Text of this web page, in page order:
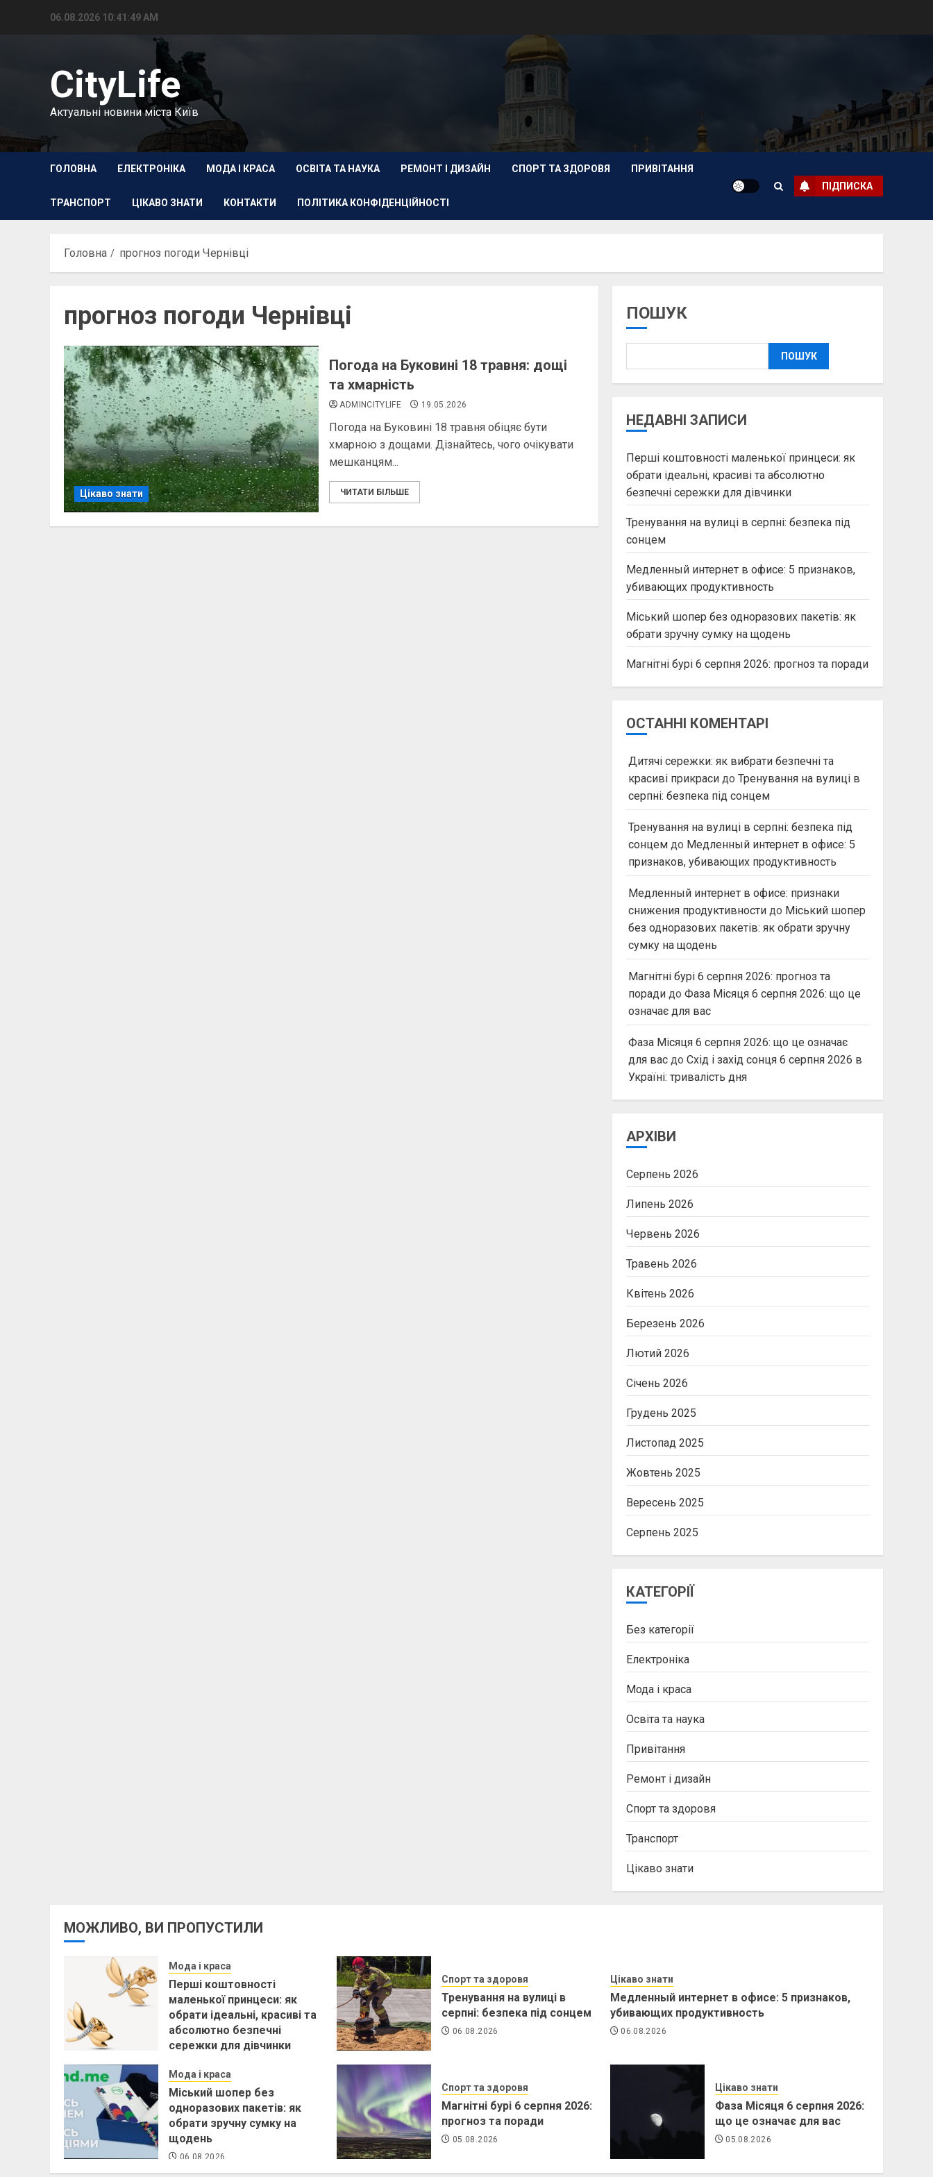
06.08.2026 10:41:50 AM
CityLife
Актуальні новини міста Київ
ГОЛОВНА ЕЛЕКТРОНІКА МОДА І КРАСА ОСВІТА ТА НАУКА РЕМОНТ І ДИЗАЙН СПОРТ ТА ЗДОРОВЯ ПРИВІТАННЯ
ТРАНСПОРТ ЦІКАВО ЗНАТИ КОНТАКТИ ПОЛІТИКА КОНФІДЕНЦІЙНОСТІ
ПІДПИСКА
Головна прогноз погоди Чернівці
прогноз погоди Чернівці
Цікаво знати
Погода на Буковині 18 травня: дощі
та хмарність
ADMINCITYLIFE 19.05.2026
Погода на Буковині 18 травня обіцяє бути
хмарною з дощами. Дізнайтесь, чого очікувати
мешканцям...
ЧИТАТИ БІЛЬШЕ
ПОШУК
ПОШУК
НЕДАВНІ ЗАПИСИ
Перші коштовності маленької принцеси: як
обрати ідеальні, красиві та абсолютно
безпечні сережки для дівчинки
Тренування на вулиці в серпні: безпека під
сонцем
Медленный интернет в офисе: 5 признаков,
убивающих продуктивность
Міський шопер без одноразових пакетів: як
обрати зручну сумку на щодень
Магнітні бурі 6 серпня 2026: прогноз та поради
ОСТАННІ КОМЕНТАРІ
Дитячі сережки: як вибрати безпечні та
красиві прикрасидо Тренування на вулиці в
серпні: безпека під сонцем
Тренування на вулиці в серпні: безпека під
сонцемдо Медленный интернет в офисе: 5
признаков, убивающих продуктивность
Медленный интернет в офисе: признаки
снижения продуктивностидо Міський шопер
без одноразових пакетів: як обрати зручну
сумку на щодень
Магнітні бурі 6 серпня 2026: прогноз та
порадидо Фаза Місяця 6 серпня 2026: що це
означає для вас
Фаза Місяця 6 серпня 2026: що це означає
для васдо Схід і захід сонця 6 серпня 2026 в
Україні: тривалість дня
АРХІВИ
Серпень 2026
Липень 2026
Червень 2026
Травень 2026
Квітень 2026
Березень 2026
Лютий 2026
Січень 2026
Грудень 2025
Листопад 2025
Жовтень 2025
Вересень 2025
Серпень 2025
КАТЕГОРІЇ
Без категорії
Електроніка
Мода і краса
Освіта та наука
Привітання
Ремонт і дизайн
Спорт та здоровя
Транспорт
Цікаво знати
МОЖЛИВО, ВИ ПРОПУСТИЛИ
Мода і краса
Перші коштовності
маленької принцеси: як
обрати ідеальні, красиві та
абсолютно безпечні
сережки для дівчинки
Спорт та здоровя
Тренування на вулиці в
серпні: безпека під сонцем
06.08.2026
Цікаво знати
Медленный интернет в офисе: 5 признаков,
убивающих продуктивность
06.08.2026
Мода і краса
Міський шопер без
одноразових пакетів: як
обрати зручну сумку на
щодень
06.08.2026
Спорт та здоровя
Магнітні бурі 6 серпня 2026:
прогноз та поради
05.08.2026
Цікаво знати
Фаза Місяця 6 серпня 2026:
що це означає для вас
05.08.2026